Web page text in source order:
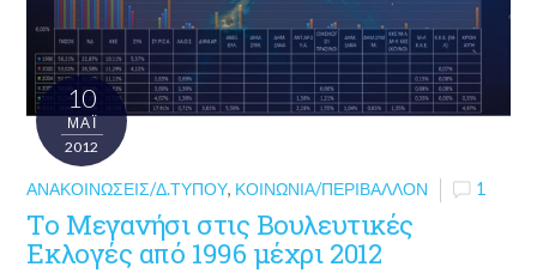
10
ΜΑΪ́
2012
ΑΝΑΚΟΙΝΏΣΕΙΣ/Δ.ΤΎΠΟΥ, ΚΟΙΝΩΝΊΑ/ΠΕΡΙΒΆΛΛΟΝ 1
Το Μεγανήσι στις Βουλευτικές
Εκλογές από 1996 μέχρι 2012